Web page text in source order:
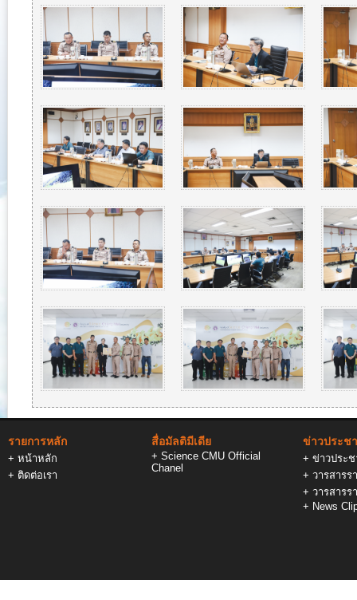
รายการหลัก
+ หน้าหลัก
+ ติดต่อเรา
สื่อมัลติมีเดีย
+ Science CMU Official
Chanel
ข่าวประช
+ ข่าวประ
+ วารสารร
+ วารสารร
+ News